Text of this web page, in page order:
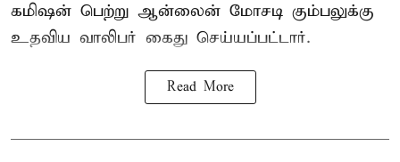
கமிஷன் பெற்று ஆன்லைன் மோசடி கும்பலுக்கு
உதவிய வாலிபர் கைது செய்யப்பட்டார்.
Read More